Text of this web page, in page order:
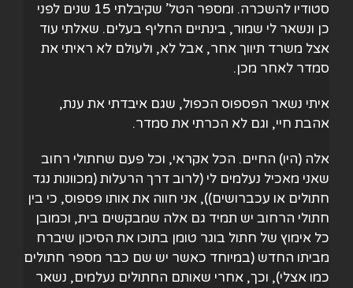
סטודיו להשכרה. ומספר הטל’ שקיבלתי 15 שנים לפני
כן ונשאר לי שמור, בינתיים החליף בעלים. שאלתי עוד
אצל משרד תיווך אחר, אבל לא, ולעולם לא ראיתי את
סמדר לאחר מכן.
איתי נשאר הפספוס הכפול, שגם איבדתי את ענת,
אהבת חיי, וגם לא הכרתי את סמדר.
אלה (היו) החיים. הכל אקראי, וכל פעם שחתולי רחוב
שאני מאכיל נעלמים לי (לרוב דרך הרעלות (מכוונות נגד
חתולים או עכברושים)), אני חווה את אותו פספוס, כי בין
חתולי הרחוב יש תמיד גם אלה שמבקשים בית, וכמובן
כל אימוץ של חתול בוגר טומן בתוכו את הסיכון שיברח
מביתו החדש (במיוחד כאשר יש שם כבר מספר חתולים
כמו אצלי), וכך, אחרי שאותם החתולים נעלמים, נשאר